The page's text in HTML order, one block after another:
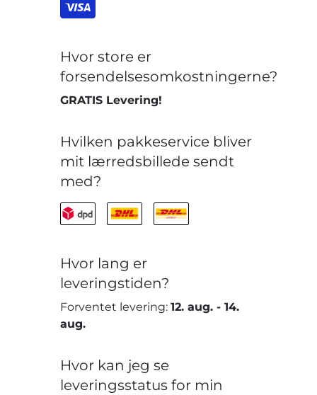
Hvor store er
forsendelsesomkostningerne?
GRATIS Levering!
Hvilken pakkeservice bliver
mit lærredsbillede sendt
med?
Hvor lang er
leveringstiden?
Forventet levering:12. aug. -14.
aug.
Hvor kan jeg se
leveringsstatus for min